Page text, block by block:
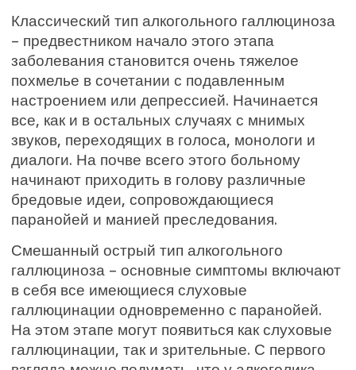
Классический тип алкогольного галлюциноза
– предвестником начало этого этапа
заболевания становится очень тяжелое
похмелье в сочетании с подавленным
настроением или депрессией. Начинается
все, как и в остальных случаях с мнимых
звуков, переходящих в голоса, монологи и
диалоги. На почве всего этого больному
начинают приходить в голову различные
бредовые идеи, сопровождающиеся
паранойей и манией преследования.
Смешанный острый тип алкогольного
галлюциноза – основные симптомы включают
в себя все имеющиеся слуховые
галлюцинации одновременно с паранойей.
На этом этапе могут появиться как слуховые
галлюцинации, так и зрительные. С первого